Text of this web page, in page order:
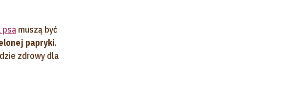
psa muszą być
papryki.
zdrowy dla